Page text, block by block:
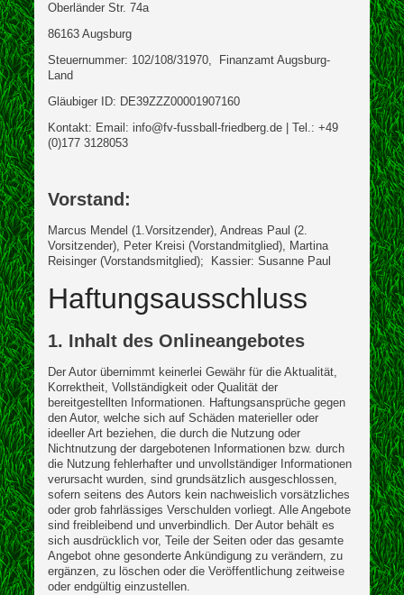
Oberländer Str. 74a
86163 Augsburg
Steuernummer: 102/108/31970, Finanzamt Augsburg-
Land
Gläubiger ID: DE39ZZZ00001907160
Kontakt: Email: info@fv-fussball-friedberg.de | Tel.: +49
(0)177 3128053
Vorstand:
Marcus Mendel (1.Vorsitzender), Andreas Paul (2.
Vorsitzender), Peter Kreisi (Vorstandmitglied), Martina
Reisinger (Vorstandsmitglied); Kassier: Susanne Paul
Haftungsausschluss
1. Inhalt des Onlineangebotes
Der Autor übernimmt keinerlei Gewähr für die Aktualität,
Korrektheit, Vollständigkeit oder Qualität der
bereitgestellten Informationen. Haftungsansprüche gegen
den Autor, welche sich auf Schäden materieller oder
ideeller Art beziehen, die durch die Nutzung oder
Nichtnutzung der dargebotenen Informationen bzw. durch
die Nutzung fehlerhafter und unvollständiger Informationen
verursacht wurden, sind grundsätzlich ausgeschlossen,
sofern seitens des Autors kein nachweislich vorsätzliches
oder grob fahrlässiges Verschulden vorliegt. Alle Angebote
sind freibleibend und unverbindlich. Der Autor behält es
sich ausdrücklich vor, Teile der Seiten oder das gesamte
Angebot ohne gesonderte Ankündigung zu verändern, zu
ergänzen, zu löschen oder die Veröffentlichung zeitweise
oder endgültig einzustellen.